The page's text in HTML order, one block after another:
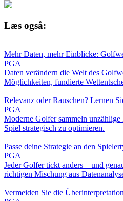
Læs også:
Mehr Daten, mehr Einblicke:
PGA
Daten verändern die Welt des
Möglichkeiten, fundierte
Relevanz oder Rauschen? Lernen
PGA
Moderne Golfer sammeln
Spiel strategisch zu optimieren.
Passe deine Strategie an den
PGA
Jeder Golfer tickt anders – und
richtigen Mischung aus
Vermeiden Sie die